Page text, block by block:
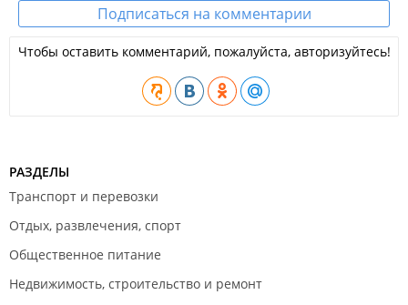
Подписаться на комментарии
Чтобы оставить комментарий, пожалуйста, авторизуйтесь!
РАЗДЕЛЫ
Транспорт и перевозки
Отдых, развлечения, спорт
Общественное питание
Недвижимость, строительство и ремонт